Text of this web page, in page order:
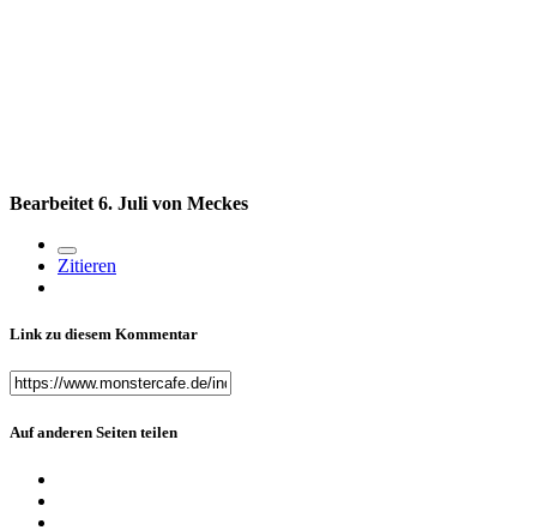
Bearbeitet 6. Juli von Meckes
Zitieren
Link zu diesem Kommentar
Auf anderen Seiten teilen